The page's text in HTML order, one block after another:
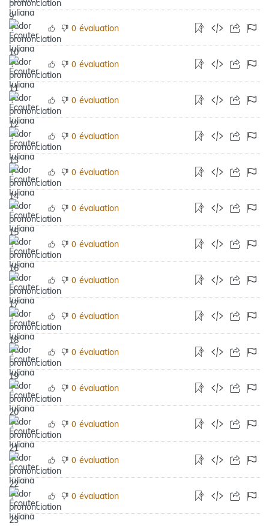
0 évaluation
0 évaluation
0 évaluation
0 évaluation
0 évaluation
0 évaluation
0 évaluation
0 évaluation
0 évaluation
0 évaluation
0 évaluation
0 évaluation
0 évaluation
0 évaluation